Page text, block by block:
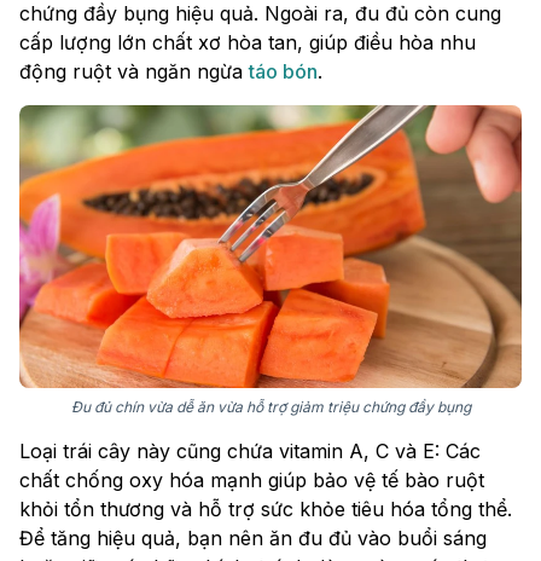
chứng đầy bụng hiệu quả. Ngoài ra, đu đủ còn cung
cấp lượng lớn chất xơ hòa tan, giúp điều hòa nhu
động ruột và ngăn ngừatáo bón.
Đu đủ chín vừa dễ ăn vừa hỗ trợ giảm triệu chứng đầy bụng
Loại trái cây này cũng chứa vitamin A, C và E: Các
chất chống oxy hóa mạnh giúp bảo vệ tế bào ruột
khỏi tổn thương và hỗ trợ sức khỏe tiêu hóa tổng thể.
Để tăng hiệu quả, bạn nên ăn đu đủ vào buổi sáng